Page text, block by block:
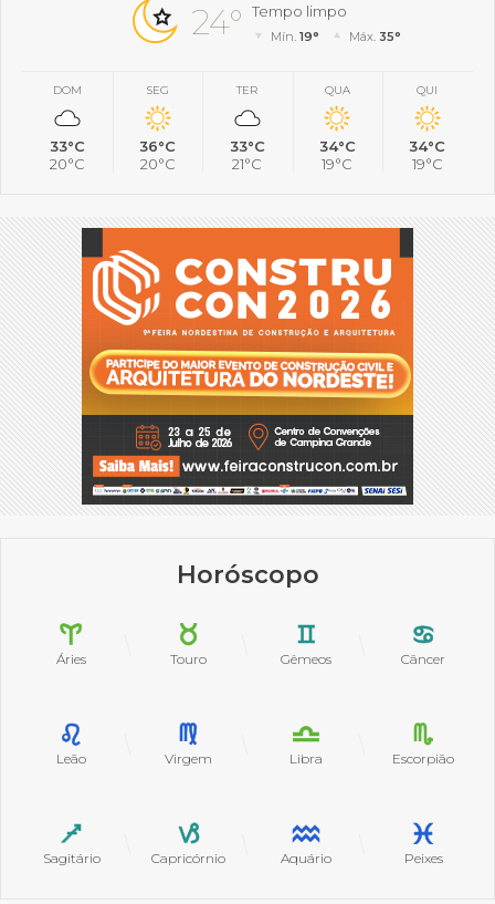
24° Tempo limpo
Mín.19° Máx. 35°
DOM
33°C
20°C
SEG
36°C
20°C
TER
33°C
21°C
QUA
34°C
19°C
QUI
34°C
19°C
Horóscopo
Áries Touro Gêmeos Câncer
Leão Virgem Libra Escorpião
Sagitário Capricórnio Aquário Peixes